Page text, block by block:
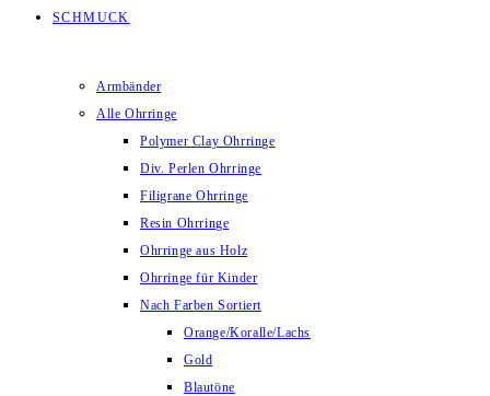
SCHMUCK
Armbänder
Alle Ohrringe
Polymer Clay Ohrringe
Div. Perlen Ohrringe
Filigrane Ohrringe
Resin Ohrringe
Ohrringe aus Holz
Ohrringe für Kinder
Nach Farben Sortiert
Orange/Koralle/Lachs
Gold
Blautöne